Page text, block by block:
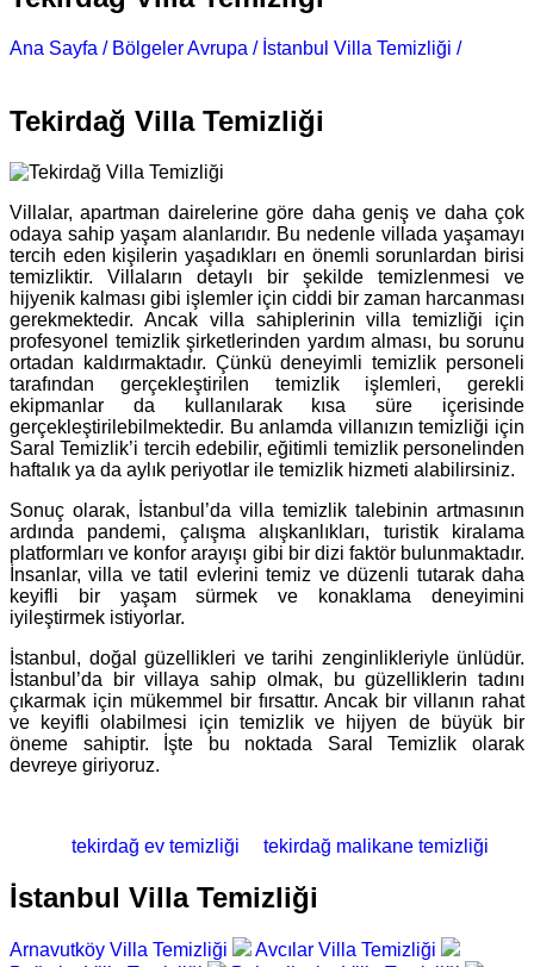
Ana Sayfa / Bölgeler Avrupa / İstanbul Villa Temizliği /
Tekirdağ Villa Temizliği
Villalar, apartman dairelerine göre daha geniş ve daha çok
odaya sahip yaşam alanlarıdır. Bu nedenle villada yaşamayı
tercih eden kişilerin yaşadıkları en önemli sorunlardan birisi
temizliktir. Villaların detaylı bir şekilde temizlenmesi ve
hijyenik kalması gibi işlemler için ciddi bir zaman harcanması
gerekmektedir. Ancak villa sahiplerinin villa temizliği için
profesyonel temizlik şirketlerinden yardım alması, bu sorunu
ortadan kaldırmaktadır. Çünkü deneyimli temizlik personeli
tarafından gerçekleştirilen temizlik işlemleri, gerekli
ekipmanlar da kullanılarak kısa süre içerisinde
gerçekleştirilebilmektedir. Bu anlamda villanızın temizliği için
Saral Temizlik’i tercih edebilir, eğitimli temizlik personelinden
haftalık ya da aylık periyotlar ile temizlik hizmeti alabilirsiniz.
Sonuç olarak, İstanbul’da villa temizlik talebinin artmasının
ardında pandemi, çalışma alışkanlıkları, turistik kiralama
platformları ve konfor arayışı gibi bir dizi faktör bulunmaktadır.
İnsanlar, villa ve tatil evlerini temiz ve düzenli tutarak daha
keyifli bir yaşam sürmek ve konaklama deneyimini
iyileştirmek istiyorlar.
İstanbul, doğal güzellikleri ve tarihi zenginlikleriyle ünlüdür.
İstanbul’da bir villaya sahip olmak, bu güzelliklerin tadını
çıkarmak için mükemmel bir fırsattır. Ancak bir villanın rahat
ve keyifli olabilmesi için temizlik ve hijyen de büyük bir
öneme sahiptir. İşte bu noktada Saral Temizlik olarak
devreye giriyoruz.
tekirdağ ev temizliği tekirdağ malikane temizliği
İstanbul Villa Temizliği
Arnavutköy Villa Temizliği
Avcılar Villa Temizliği